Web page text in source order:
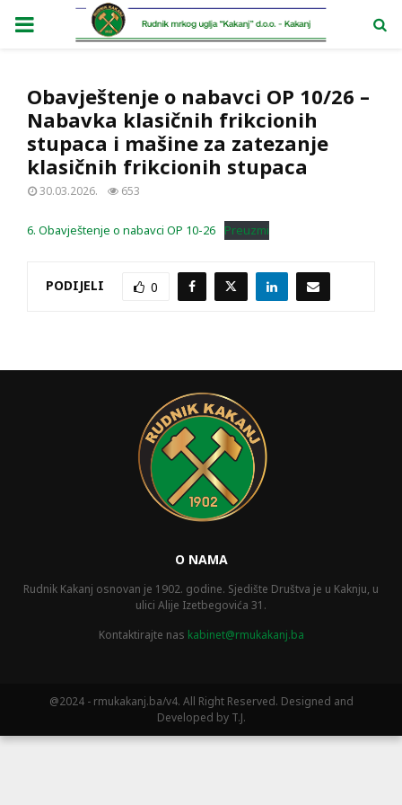
PRIMARY
Obavještenje o nabavci OP 10/26 –
Nabavka klasičnih frikcionih
stupaca i mašine za zatezanje
klasičnih frikcionih stupaca
30.03.2026. 653
6. Obavještenje o nabavci OP 10-26 Preuzmi
PODIJELI 0
O NAMA
Rudnik Kakanj osnovan je 1902. godine. Sjedište Društva je u Kaknju, u
ulici Alije Izetbegovića 31.
Kontaktirajte nas kabinet@rmukakanj.ba
@2024 - rmukakanj.ba/v4. All Right Reserved. Designed and
Developed by T.J.